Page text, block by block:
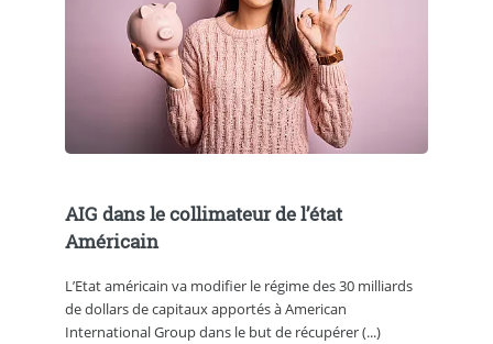
AIG dans le collimateur de l’état
Américain
L’Etat américain va modifier le régime des 30 milliards
de dollars de capitaux apportés à American
International Group dans le but de récupérer (...)